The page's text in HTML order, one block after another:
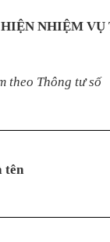
NHIỆM VỤ
theo Thông tư số
tên